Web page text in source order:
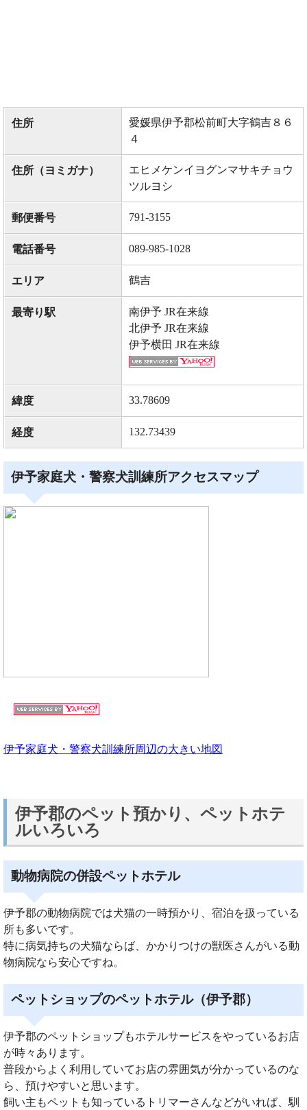
住所
愛媛県伊予郡松前町大字鶴吉８６
４
住所（ヨミガナ）
エヒメケンイヨグンマサキチョウ
ツルヨシ
郵便番号 791-3155
電話番号 089-985-1028
エリア 鶴吉
最寄り駅
南伊予 JR在来線
北伊予 JR在来線
伊予横田 JR在来線
緯度 33.78609
経度 132.73439
伊予家庭犬・警察犬訓練所アクセスマップ
伊予家庭犬・警察犬訓練所周辺の大きい地図
伊予郡のペット預かり、ペットホテ
ルいろいろ
動物病院の併設ペットホテル
伊予郡の動物病院では犬猫の一時預かり、宿泊を扱っている
所も多いです。
特に病気持ちの犬猫ならば、かかりつけの獣医さんがいる動
物病院なら安心ですね。
ペットショップのペットホテル（伊予郡）
伊予郡のペットショップもホテルサービスをやっているお店
が時々あります。
普段からよく利用していてお店の雰囲気が分かっているのな
ら、預けやすいと思います。
飼い主もペットも知っているトリマーさんなどがいれば、馴